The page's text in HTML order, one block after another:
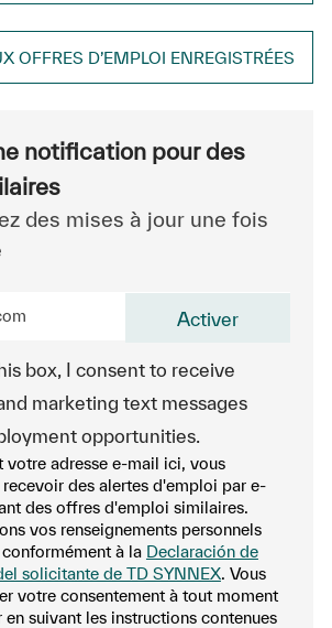
OFFRES D’EMPLOI ENREGISTRÉES
notification pour des
des mises à jour une fois
box, I consent to receive
marketing text messages
opportunities.
votre adresse e-mail ici, vous
recevoir des alertes d'emploi par e-
des offres d'emploi similaires.
vos renseignements personnels
à la Declaración de
solicitante de TD SYNNEX. Vous
votre consentement à tout moment
en suivant les instructions contenues
Activer